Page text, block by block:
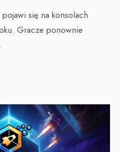
pojawi się na konsolach
Gracze ponownie